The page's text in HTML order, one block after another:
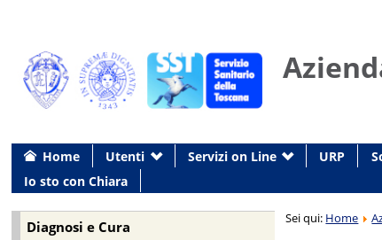
Home Utenti Servizi on Line URP
Io sto con Chiara
Sei qui: Home
Diagnosi e Cura